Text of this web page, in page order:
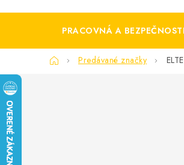
PRACOVNÁ A
DomovPredávané značky